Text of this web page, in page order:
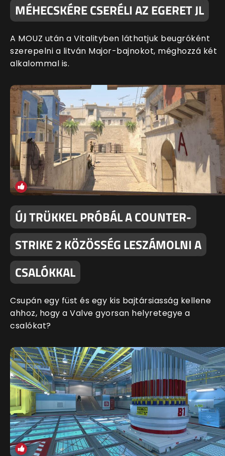
MÉHECSKÉRE CSERÉLI AZ EGERET JL
A MOUZ után a Vitalityben láthatjuk beugróként
szerepelni a litván Major-bajnokot, méghozzá két
alkalommal is.
ÚJ TRÜKKEL PRÓBÁL A COUNTER-
STRIKE 2 KÖZÖSSÉG LESZÁMOLNI A
CSALÓKKAL
Csupán egy füst és egy kis bajtársiasság kellene
ahhoz, hogy a Valve gyorsan helyretegye a
csalókat?